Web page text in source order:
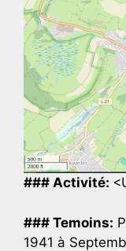
### Activité:
### Temoins:
1941 à